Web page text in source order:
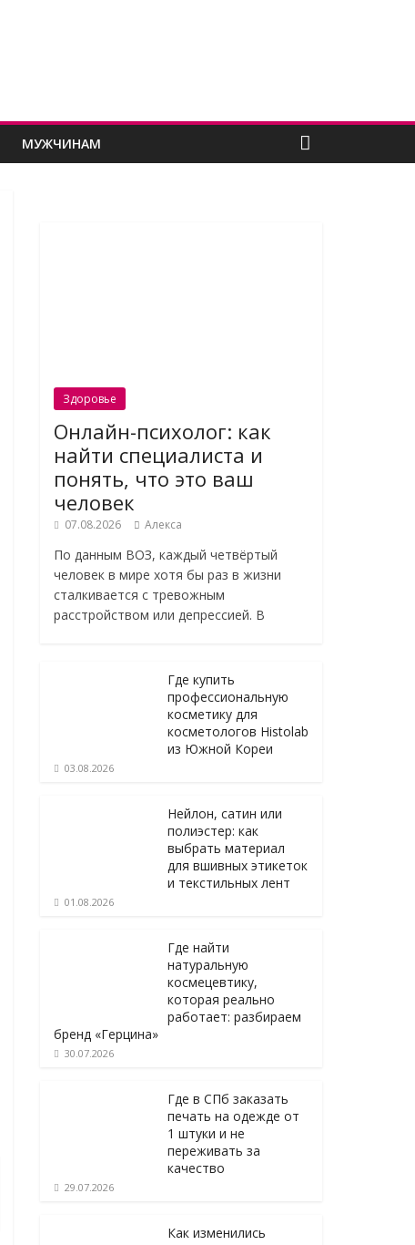
МУЖЧИНАМ
Здоровье
Онлайн-психолог: как
найти специалиста и
понять, что это ваш
человек
07.08.2026 Алекса
По данным ВОЗ, каждый четвёртый
человек в мире хотя бы раз в жизни
сталкивается с тревожным
расстройством или депрессией. В
Где купить
профессиональную
косметику для
косметологов Histolab
из Южной Кореи
03.08.2026
Нейлон, сатин или
полиэстер: как
выбрать материал
для вшивных этикеток
и текстильных лент
01.08.2026
Где найти
натуральную
космецевтику,
которая реально
работает: разбираем
бренд «Герцина»
30.07.2026
Где в СПб заказать
печать на одежде от
1 штуки и не
переживать за
качество
29.07.2026
Как изменились